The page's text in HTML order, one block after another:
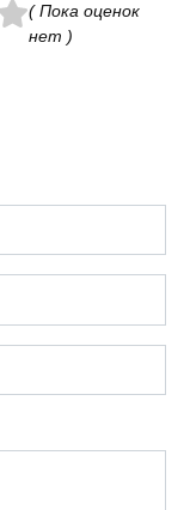
( Пока оценок
нет )